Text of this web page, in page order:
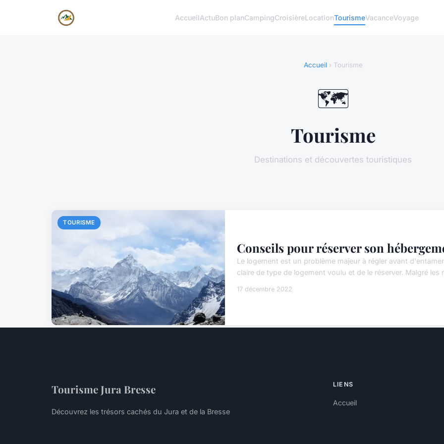
AccueilActuBon planCampingCroisièreLocationTourismeVacanceVoyage
Accueil› Tourisme
🗺️
Tourisme
Destinations et découvertes touristiques
TOURISME
Conseils pour réserver son
Le logement est un problème majeur à régler avant
claire de type de logement voulu et de le réserver. Malgré
17 décembre 2022
Tourisme Jura Bresse
Découvrez les trésors cachés du Jura et de la Bresse
LIENS
Accueil